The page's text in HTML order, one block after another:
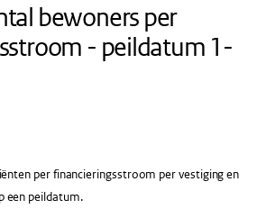
bewoners per
- peildatum 1-
per financieringsstroom per vestiging en
een peildatum.